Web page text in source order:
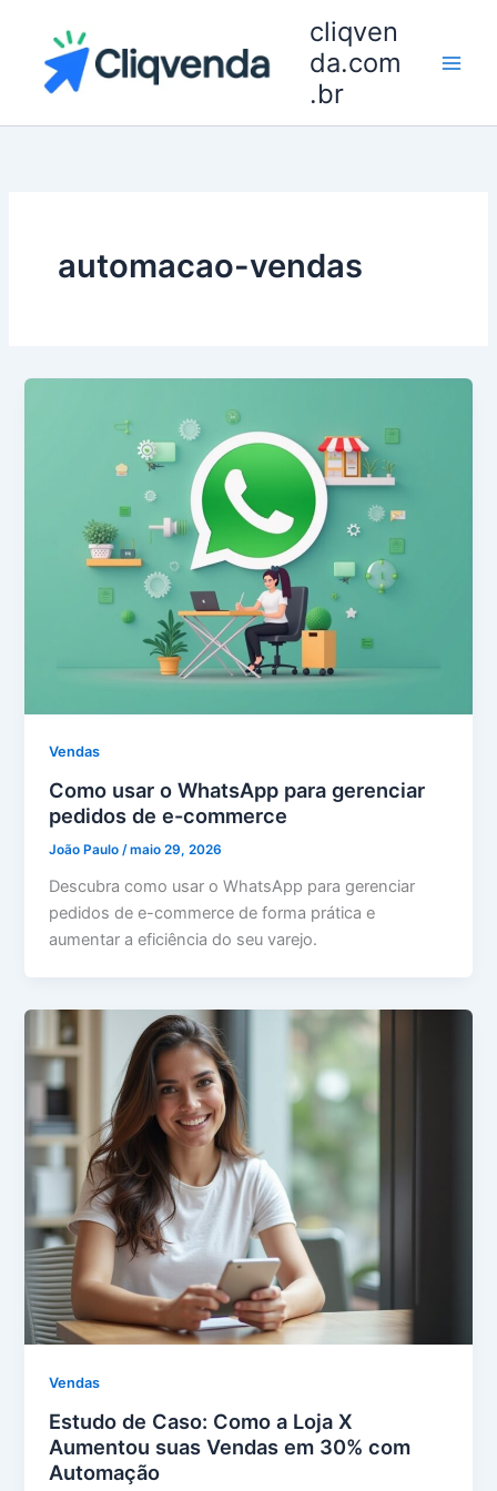
conteúdo
cliqven
da.com
.br
automacao-vendas
Vendas
Como usar o WhatsApp para gerenciar
pedidos de e-commerce
João Paulo/maio 29, 2026
Descubra como usar o WhatsApp para gerenciar
pedidos de e-commerce de forma prática e
aumentar a eficiência do seu varejo.
Vendas
Estudo de Caso: Como a Loja X
Aumentou suas Vendas em 30% com
Automação